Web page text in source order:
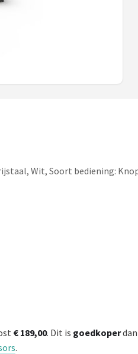
Wit, Soort bediening:
€ 189,00. Dit is goedkoperdan
.